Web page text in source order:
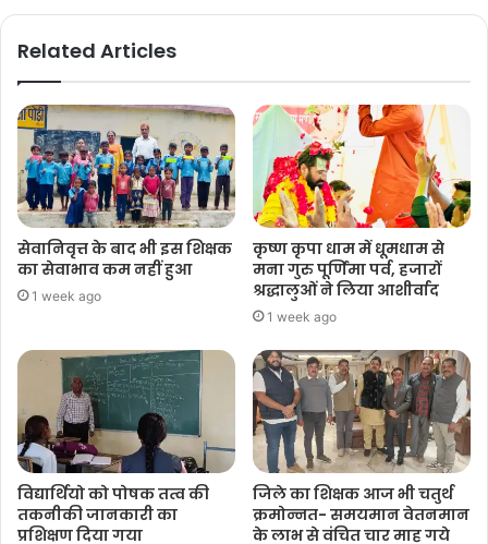
Related Articles
सेवानिवृत्त के बाद भी इस शिक्षक
का सेवाभाव कम नहीं हुआ
1 week ago
कृष्ण कृपा धाम में धूमधाम से
मना गुरु पूर्णिमा पर्व, हजारों
श्रद्धालुओं ने लिया आशीर्वाद
1 week ago
विद्यार्थियो को पोषक तत्व की
तकनीकी जानकारी का
प्रशिक्षण दिया गया
जिले का शिक्षक आज भी चतुर्थ
क्रमोन्नत- समयमान वेतनमान
के लाभ से वंचित चार माह गये